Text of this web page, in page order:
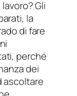
Gli
la
di fare
perché
dei
ascoltare